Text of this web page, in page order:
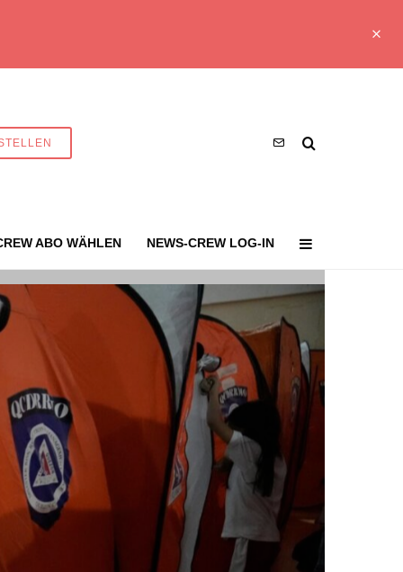
ABO WÄHLEN NEWS-CREW LOG-IN